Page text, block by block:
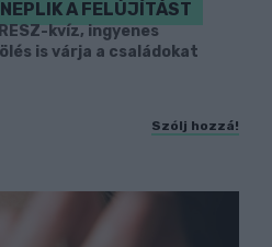
A FELÚJÍTÁST
kvíz, ingyenes
is várja a családokat
Szólj hozzá!